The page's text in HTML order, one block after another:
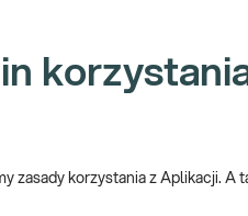
zasady korzystania z Aplikacji. A